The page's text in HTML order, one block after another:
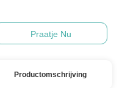
Praatje Nu
Productomschrijving